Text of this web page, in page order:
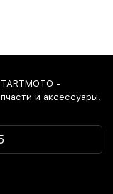
-
и аксессуары.